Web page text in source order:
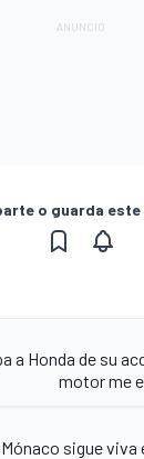
o guarda
a Honda de su
motor me
sigue viva